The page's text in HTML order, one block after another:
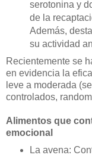
serotonina y
de la
Además,
su actividad
Recientemente se
en evidencia la
leve a moderada
controlados,
Alimentos que
emocional
La avena: